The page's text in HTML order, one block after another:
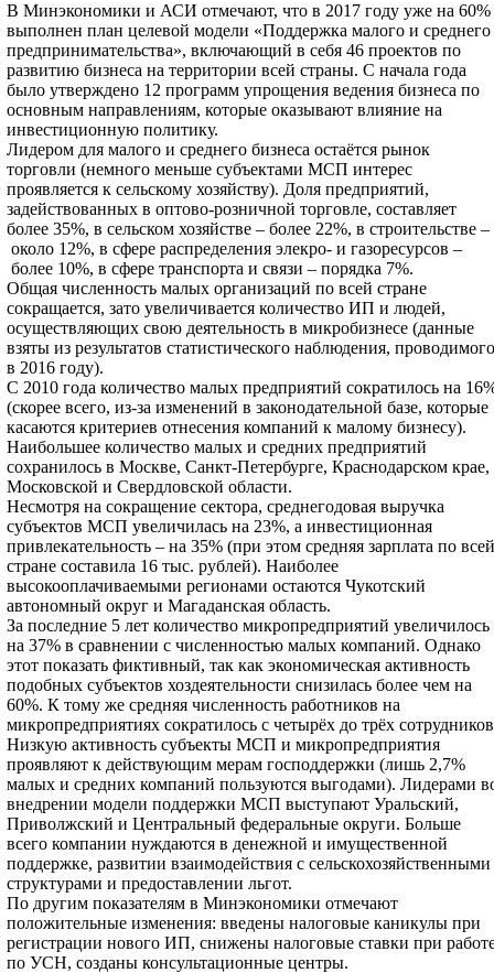
В Минэкономики и АСИ отмечают, что в 2017 году уже на 60%
выполнен план целевой модели «Поддержка малого и среднего
предпринимательства», включающий в себя 46 проектов по
развитию бизнеса на территории всей страны. С начала года
было утверждено 12 программ упрощения ведения бизнеса по
основным направлениям, которые оказывают влияние на
инвестиционную политику.
Лидером для малого и среднего бизнеса остаётся рынок
торговли (немного меньше субъектами МСП интерес
проявляется к сельскому хозяйству). Доля предприятий,
задействованных в оптово-розничной торговле, составляет
более 35%, в сельском хозяйстве – более 22%, в строительстве –
около 12%, в сфере распределения элекро- и газоресурсов –
более 10%, в сфере транспорта и связи – порядка 7%.
Общая численность малых организаций по всей стране
сокращается, зато увеличивается количество ИП и людей,
осуществляющих свою деятельность в микробизнесе (данные
взяты из результатов статистического наблюдения, проводимого
в 2016 году).
С 2010 года количество малых предприятий сократилось на
(скорее всего, из-за изменений в законодательной базе, которые
касаются критериев отнесения компаний к малому бизнесу).
Наибольшее количество малых и средних предприятий
сохранилось в Москве, Санкт-Петербурге, Краснодарском крае,
Московской и Свердловской области.
Несмотря на сокращение сектора, среднегодовая выручка
субъектов МСП увеличилась на 23%, а инвестиционная
привлекательность – на 35% (при этом средняя зарплата по всей
стране составила 16 тыс. рублей). Наиболее
высокооплачиваемыми регионами остаются Чукотский
автономный округ и Магаданская область.
За последние 5 лет количество микропредприятий увеличилось
на 37% в сравнении с численностью малых компаний. Однако
этот показать фиктивный, так как экономическая активность
подобных субъектов хоздеятельности снизилась более чем на
60%. К тому же средняя численность работников на
микропредприятиях сократилось с четырёх до трёх
Низкую активность субъекты МСП и микропредприятия
проявляют к действующим мерам господдержки (лишь 2,7%
малых и средних компаний пользуются выгодами). Лидерами
внедрении модели поддержки МСП выступают Уральский,
Приволжский и Центральный федеральные округи. Больше
всего компании нуждаются в денежной и имущественной
поддержке, развитии взаимодействия с сельскохозяйственными
структурами и предоставлении льгот.
По другим показателям в Минэкономики отмечают
положительные изменения: введены налоговые каникулы при
регистрации нового ИП, снижены налоговые ставки при
по УСН, созданы консультационные центры.